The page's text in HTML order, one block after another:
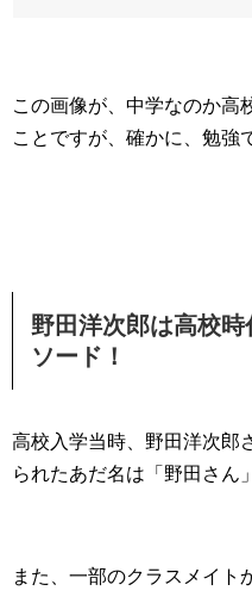
この画像が、中学なのか高
ことですが、確かに、勉強
野田洋次郎は高校
ソード！
高校入学当時、野田洋次郎
られたあだ名は「野田さん
また、一部のクラスメイト